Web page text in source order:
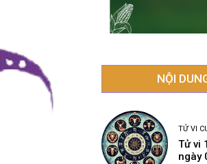
NỘI
TỬ VI
Tử vi
ngày